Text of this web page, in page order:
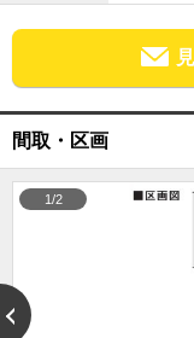
間取・区画
1/2
内房エリアの新築一戸建
内房エリアのマンション
内房エリアの土地
東京全域エリア
東京全域エリアのマンシ
神奈川全域エリア